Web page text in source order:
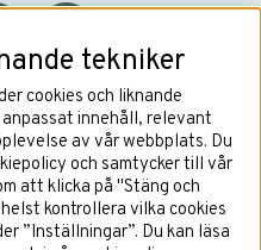
Pettersson AB
tekniker
cookies och liknande
innehåll, relevant
av vår webbplats. Du
och samtycker till vår
att klicka på "Stäng och
kontrollera vilka cookies
”Inställningar”. Du kan läsa